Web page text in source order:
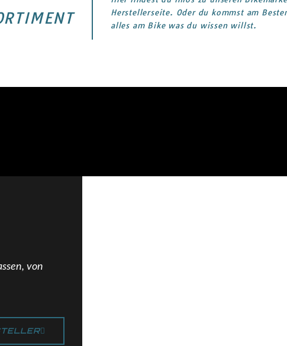
Herstellerseite. Oder du kommst am
alles am Bike was du wissen willst.
von